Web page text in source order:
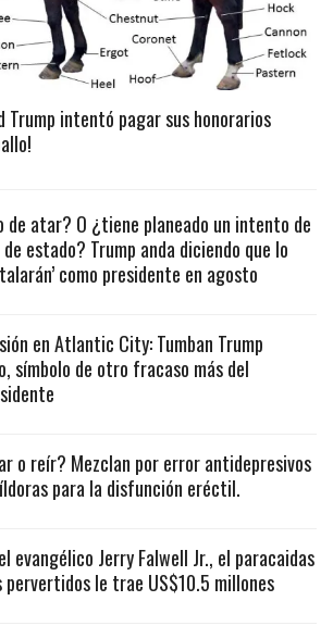
Trump intentó pagar sus honorarios
de atar? O ¿tiene planeado un intento de
estado? Trump anda diciendo que lo
como presidente en agosto
en Atlantic City: Tumban Trump
símbolo de otro fracaso más del
o reír? Mezclan por error antidepresivos
para la disfunción eréctil.
evangélico Jerry Falwell Jr., el paracaidas
pervertidos le trae US$10.5 millones